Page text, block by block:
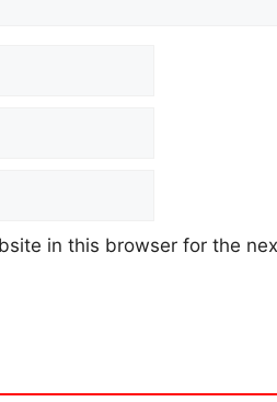
in this browser for the